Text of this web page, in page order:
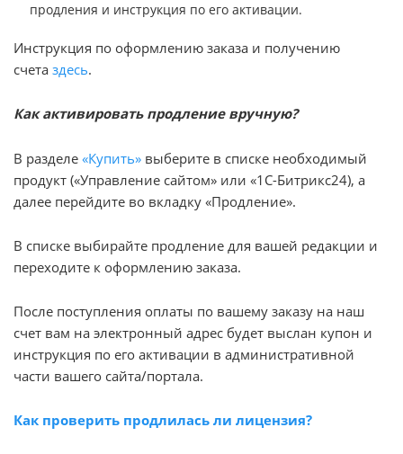
продления и инструкция по его активации.
Инструкция по оформлению заказа и получению
счета здесь.
Как активировать продление вручную?
В разделе «Купить» выберите в списке необходимый
продукт («Управление сайтом» или «1С-Битрикс24), а
далее перейдите во вкладку «Продление».
В списке выбирайте продление для вашей редакции и
переходите к оформлению заказа.
После поступления оплаты по вашему заказу на наш
счет вам на электронный адрес будет выслан купон и
инструкция по его активации в административной
части вашего сайта/портала.
Как проверить продлилась ли лицензия?